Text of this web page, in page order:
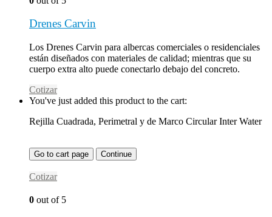
Drenes Carvin
Los Drenes Carvin para albercas comerciales o residenciales
están diseñados con materiales de calidad; mientras que su
cuerpo extra alto puede conectarlo debajo del concreto.
Cotizar
You've just added this product to the cart:
Rejilla Cuadrada, Perimetral y de Marco Circular Inter Water
Go to cart page Continue
Cotizar
0 out of 5